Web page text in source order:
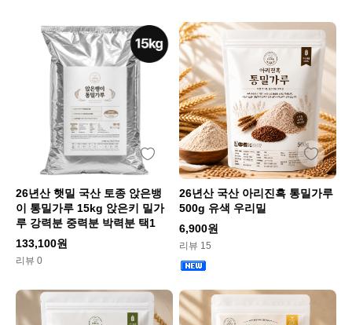
26년산 햇밀 국산 토종 앉은뱅
이 통밀가루 15kg 앉은키 밀가
루 강력분 중력분 박력분 택1
133,100원
리뷰 0
26년산 국산 아리진흑 통밀가루
500g 유색 우리밀
6,900원
리뷰 15